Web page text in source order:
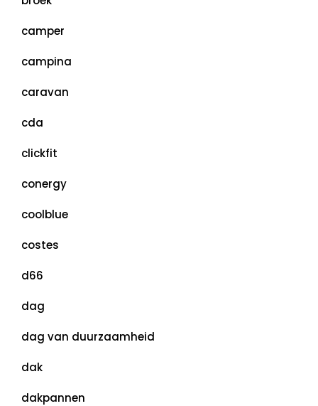
camper
campina
caravan
cda
clickfit
conergy
coolblue
costes
d66
dag
dag van duurzaamheid
dak
dakpannen